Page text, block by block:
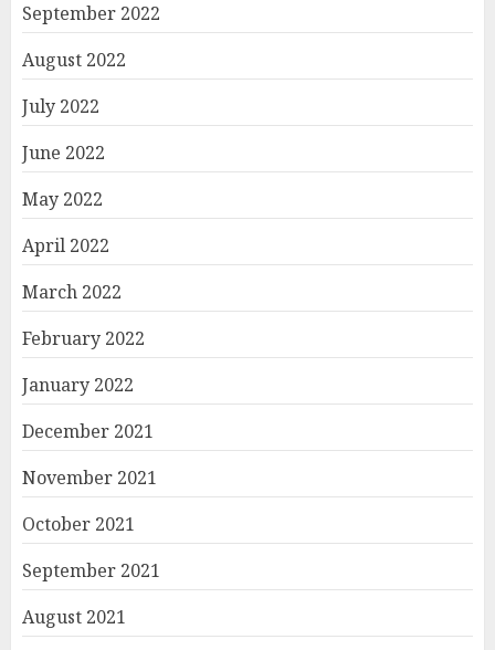
September 2022
August 2022
July 2022
June 2022
May 2022
April 2022
March 2022
February 2022
January 2022
December 2021
November 2021
October 2021
September 2021
August 2021